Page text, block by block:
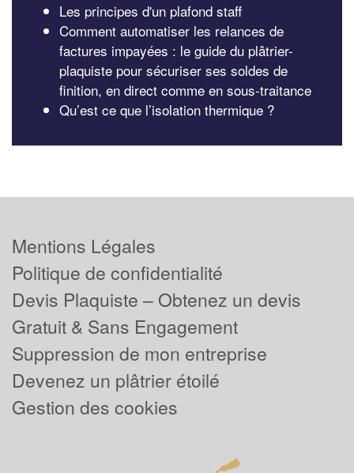
Les principes d'un plafond staff
Comment automatiser les relances de
factures impayées : le guide du plâtrier-
plaquiste pour sécuriser ses soldes de
finition, en direct comme en sous-traitance
Qu’est ce que l’isolation thermique ?
Mentions Légales
Politique de confidentialité
Devis Plaquiste – Obtenez un devis
Gratuit & Sans Engagement
Suppression de mon entreprise
Devenez un plâtrier étoilé
Gestion des cookies